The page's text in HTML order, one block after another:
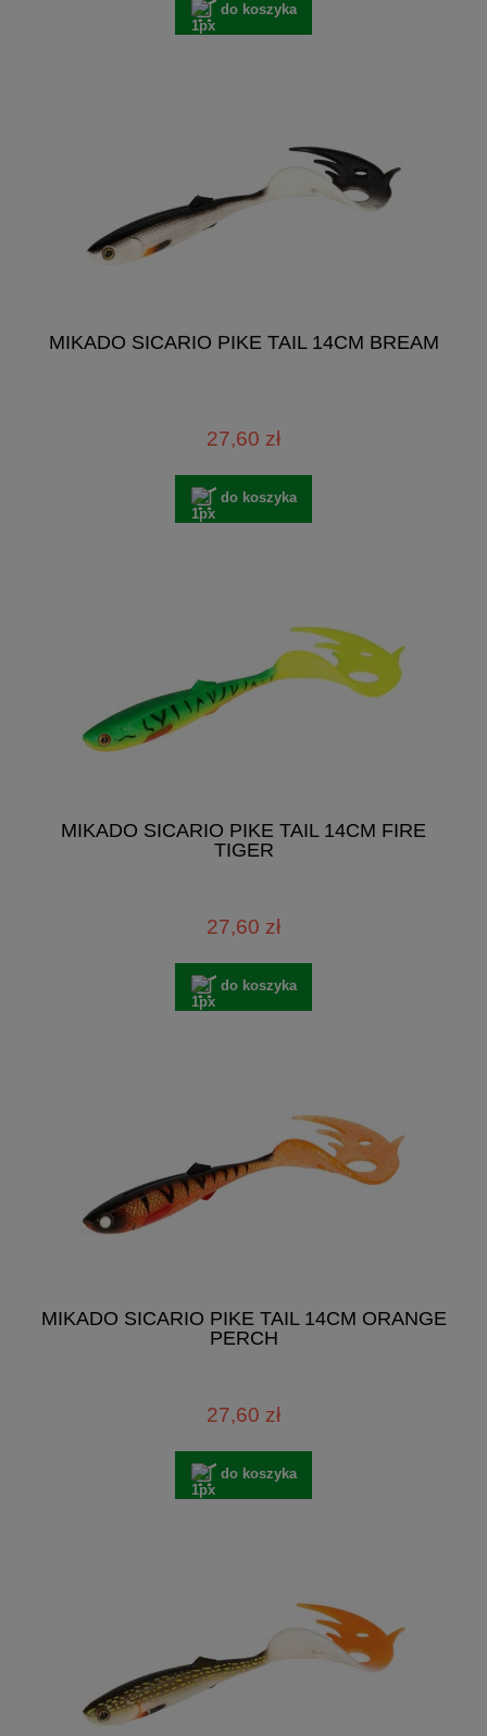
do koszyka
MIKADO SICARIO PIKE TAIL 14CM BREAM
27,60 zł
do koszyka
MIKADO SICARIO PIKE TAIL 14CM FIRE
TIGER
27,60 zł
do koszyka
MIKADO SICARIO PIKE TAIL 14CM ORANGE
PERCH
27,60 zł
do koszyka